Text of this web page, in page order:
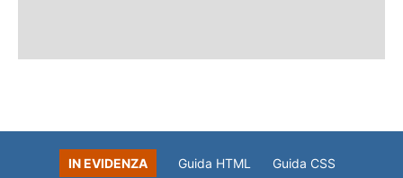
IN EVIDENZA Guida HTML
Guida CSS